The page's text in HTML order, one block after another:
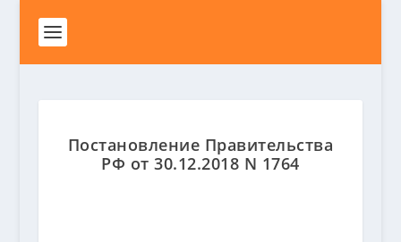
Постановление Правительства
РФ от 30.12.2018 N 1764